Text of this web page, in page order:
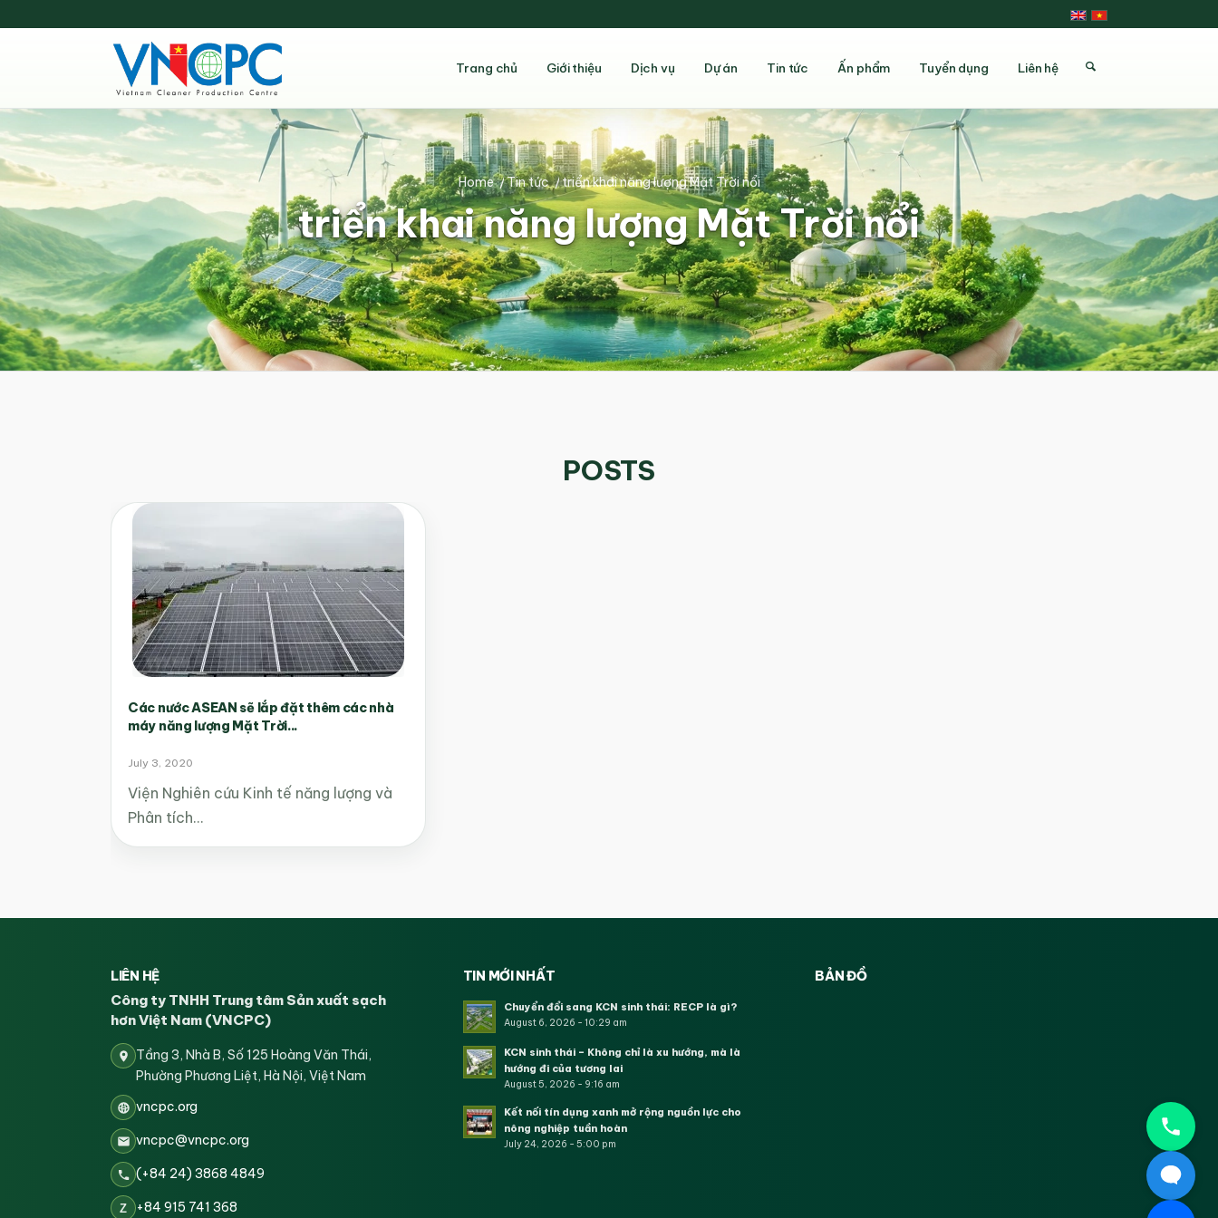
Trang chủ Giới thiệu Dịch vụ Dự án Tin tức Ấn phẩm Tuyển dụng Liên hệ
triển khai năng lượng Mặt Trời nổi
Home /Tin tức /triển khai năng lượng Mặt Trời nổi
POSTS
Các nước ASEAN sẽ lắp đặt thêm các nhà
máy năng lượng Mặt Trời...
July 3, 2020
Viện Nghiên cứu Kinh tế năng lượng và
Phân tích…
LIÊN HỆ
Công ty TNHH Trung tâm Sản xuất sạch
hơn Việt Nam (VNCPC)
Tầng 3, Nhà B, Số 125 Hoàng Văn Thái,
Phường Phương Liệt, Hà Nội, Việt Nam
vncpc.org
vncpc@vncpc.org
(+84 24) 3868 4849
Z +84 915 741 368
TIN MỚI NHẤT
Chuyển đổi sang KCN sinh thái: RECP là gì?
August 6, 2026 - 10:29 am
KCN sinh thái – Không chỉ là xu hướng, mà là
hướng đi của tương lai
August 5, 2026 - 9:16 am
Kết nối tín dụng xanh mở rộng nguồn lực cho
nông nghiệp tuần hoàn
July 24, 2026 - 5:00 pm
BẢN ĐỒ